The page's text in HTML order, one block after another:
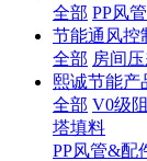
全部 PP风管
节能通风控
全部 房间
熙诚节能产
全部 V0级
塔填料
PP风管&配